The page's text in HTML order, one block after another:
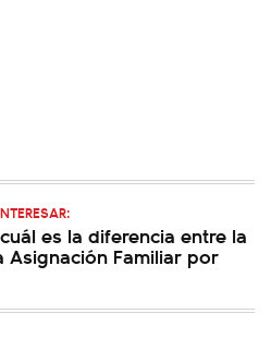
cuál es la diferencia entre la
Asignación Familiar por